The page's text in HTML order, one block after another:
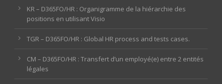
KR – D365FO/HR : Organigramme de la hiérarchie des
positions en utilisant Visio
TGR – D365FO/HR : Global HR process and tests cases.
CM – D365FO/HR : Transfert d’un employé(e) entre 2 entités
légales